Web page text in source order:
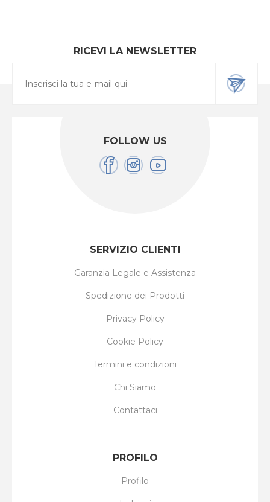
RICEVI LA NEWSLETTER
FOLLOW US
SERVIZIO CLIENTI
Garanzia Legale e Assistenza
Spedizione dei Prodotti
Privacy Policy
Cookie Policy
Termini e condizioni
Chi Siamo
Contattaci
PROFILO
Profilo